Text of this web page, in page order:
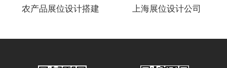
农产品展位设计搭建 上海展位设计公司